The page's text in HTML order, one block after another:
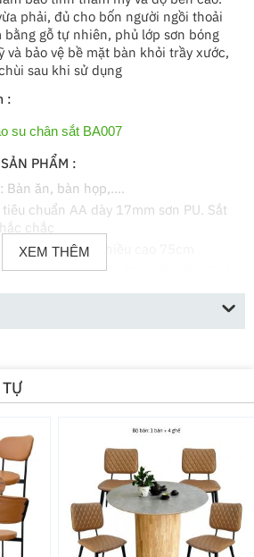
phải, đủ cho bốn người ngồi thoải
gỗ tự nhiên, phủ lớp sơn bóng
bảo vệ bề mặt bàn khỏi trầy xước,
sau khi sử dụng
:
su chân sắt BA007
PHẨM :
Bàn ăn, bàn họp,....
chuẩn AA dày 17mm sơn PU. Sắt
chắc
1m - 1m2, chiều cao 75cm
gỗ tự nhiên hoặc theo yêu cầu. Chân
ăn, ghế cafe,...
: 50x52x88cm
Chân sắt sơn đen.
XEM THÊM